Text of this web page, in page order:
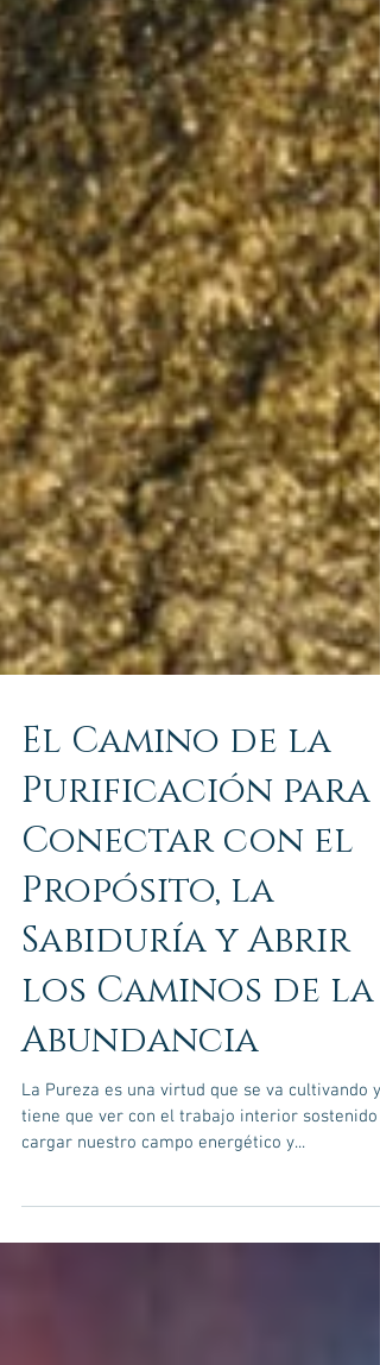
El Camino de la
Purificación para
Conectar con el
Propósito, la
Sabiduría y Abrir
los Caminos de la
Abundancia